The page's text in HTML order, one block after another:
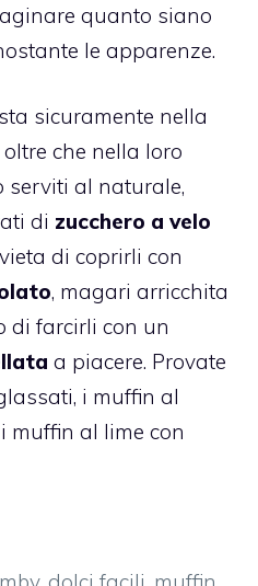
quanto siano
le apparenze.
sicuramente nella
che nella loro
serviti al naturale,
di zucchero a velo
di coprirli con
, magari arricchita
di farcirli con un
a piacere. Provate
, i muffin al
muffin al lime con